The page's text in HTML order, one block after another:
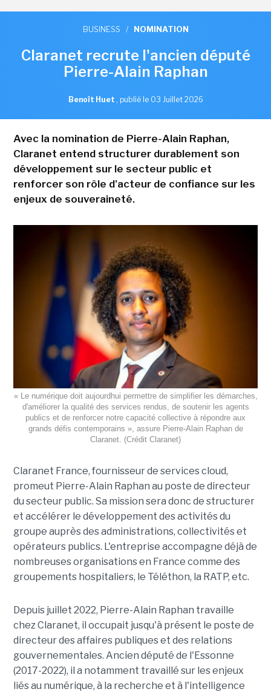
BUSINESS / NOMINATION
Claranet recrute l'ancien député
Pierre-Alain Raphan
Benoît Huet , publié le 03 Juillet 2026
Avec la nomination de Pierre-Alain Raphan,
Claranet entend structurer durablement son
développement sur le secteur public et
renforcer son rôle d'acteur de confiance sur les
enjeux de souveraineté.
« Le numérique doit aujourdhui permettre de simplifier les démarches,
d'améliorer la qualité des services rendus, de soutenir les agents
publics et de renforcer notre capacité collective à répondre aux
grands défis contemporains », assure Pierre-Alain Raphan de
Claranet. (Crédit Claranet)
Claranet France, fournisseur de services cloud,
promeut Pierre-Alain Raphan au poste de directeur
du secteur public. Sa mission sera donc de structurer
et accélérer le développement des activités du
groupe auprès des administrations, collectivités et
opérateurs publics. L'entreprise accompagne déjà de
nombreuses organisations en France comme des
groupements hospitaliers, le Téléthon, la RATP, etc.
Depuis juillet 2022, Pierre-Alain Raphan travaille
chez Claranet, il occupait jusqu'à présent le poste de
directeur des affaires publiques et des relations
gouvernementales. Ancien député de l'Essonne
(2017-2022), il a notamment travaillé sur les enjeux
liés au numérique, à la recherche et à l'intelligence